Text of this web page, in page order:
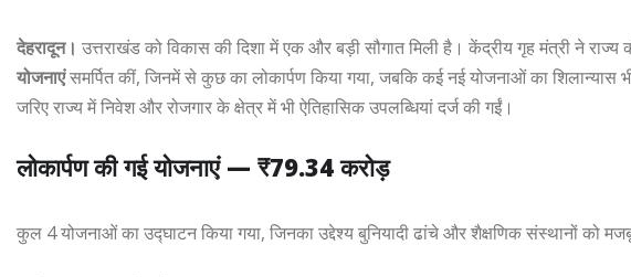
देहरादून। उत्तराखंड को विकास की दिशा में एक और बड़ी सौगात मिली है। केंद्रीय गृह मंत्री ने
योजनाएंसमर्पित कीं, जिनमें से कुछ का लोकार्पण किया गया, जबकि कई नई योजनाओं का शिलान्यास
जरिए राज्य में निवेश और रोजगार के क्षेत्र में भी ऐतिहासिक उपलब्धियां दर्ज की गईं।
लोकार्पण की गई योजनाएं — ₹79.34 करोड़
कुल 4 योजनाओं का उद्घाटन किया गया, जिनका उद्देश्य बुनियादी ढांचे और शैक्षणिक संस्थानों को